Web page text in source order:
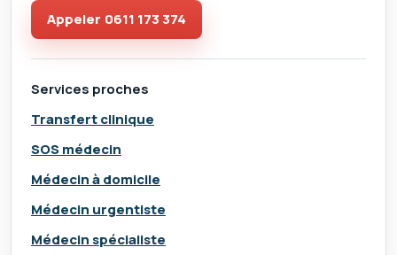
Appeler 0611 173 374
Services proches
Transfert clinique
SOS médecin
Médecin à domicile
Médecin urgentiste
Médecin spécialiste